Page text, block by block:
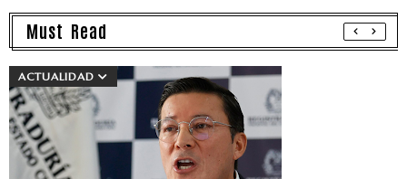
Must Read
ACTUALIDAD